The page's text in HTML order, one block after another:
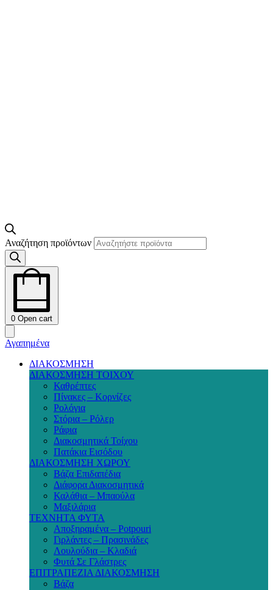
Αναζήτηση προϊόντων
0 Open cart
Αγαπημένα
ΔΙΑΚΟΣΜΗΣΗ
ΔΙΑΚΟΣΜΗΣΗ ΤΟΙΧΟΥ
Καθρέπτες
Πίνακες – Κορνίζες
Ρολόγια
Στόρια – Ρόλερ
Ράφια
Διακοσμητικά Τοίχου
Πατάκια Εισόδου
ΔΙΑΚΟΣΜΗΣΗ ΧΩΡΟΥ
Βάζα Επιδαπέδια
Διάφορα Διακοσμητικά
Καλάθια – Μπαούλα
Μαξιλάρια
ΤΕΧΝΗΤΑ ΦΥΤΑ
Αποξηραμένα – Potpouri
Γιρλάντες – Πρασινάδες
Λουλούδια – Κλαδιά
Φυτά Σε Γλάστρες
ΕΠΙΤΡΑΠΕΖΙΑ ΔΙΑΚΟΣΜΗΣΗ
Βάζα